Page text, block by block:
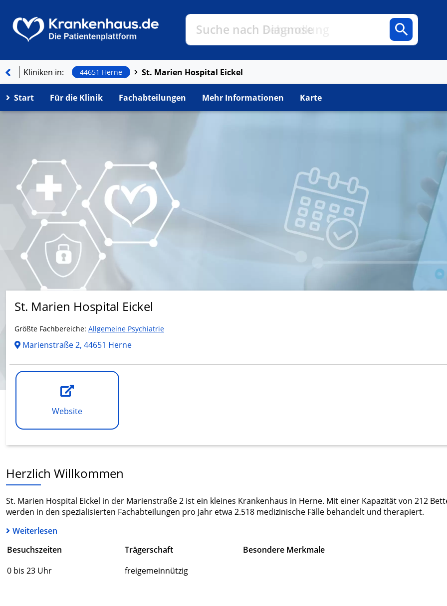
Suche nach Diagnose
Kliniken in: 44651 Herne St. Marien Hospital Eickel
Start Für die Klinik Fachabteilungen Mehr Informationen Karte
St. Marien Hospital Eickel
Größte Fachbereiche: Allgemeine Psychiatrie
Marienstraße 2, 44651 Herne
Website
Herzlich Willkommen
St. Marien Hospital Eickel in der Marienstraße 2 ist ein kleines Krankenhaus in Herne. Mit einer Kapazität von 212
werden in den spezialisierten Fachabteilungen pro Jahr etwa 2.518 medizinische Fälle behandelt und therapiert.
Weiterlesen
Besuchszeiten
0 bis 23 Uhr
Trägerschaft
freigemeinnützig
Besondere Merkmale